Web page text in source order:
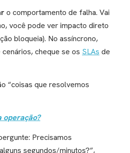
o comportamento de falha. Vai
você pode ver impacto direto
bloqueia). No assíncrono,
cheque se os SLAs de
“coisas que resolvemos
operação?
Precisamos
segundos/minutos?”,